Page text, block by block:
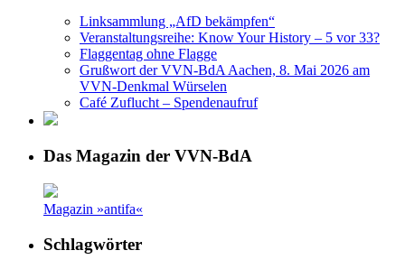
Linksammlung „AfD bekämpfen“
Veranstaltungsreihe: Know Your History – 5 vor 33?
Flaggentag ohne Flagge
Grußwort der VVN-BdA Aachen, 8. Mai 2026 am
VVN-Denkmal Würselen
Café Zuflucht – Spendenaufruf
Das Magazin der VVN-BdA
Magazin »antifa«
Schlagwörter